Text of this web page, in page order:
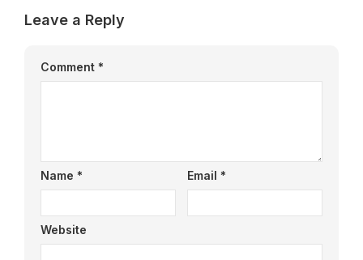
Leave a Reply
Comment *
Name * Email *
Website